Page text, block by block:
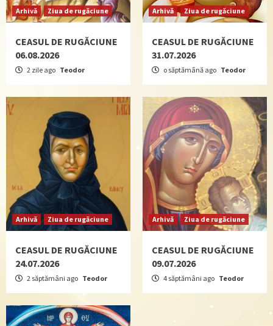
Arhivă Ziua de rugăciune
CEASUL DE RUGĂCIUNE
06.08.2026
2 zile ago Teodor
Arhivă Ziua de rugăciune
CEASUL DE RUGĂCIUNE
31.07.2026
o săptămână ago Teodor
Arhivă Ziua de rugăciune
CEASUL DE RUGĂCIUNE
24.07.2026
2 săptămâni ago Teodor
Arhivă Ziua de rugăciune
CEASUL DE RUGĂCIUNE
09.07.2026
4 săptămâni ago Teodor